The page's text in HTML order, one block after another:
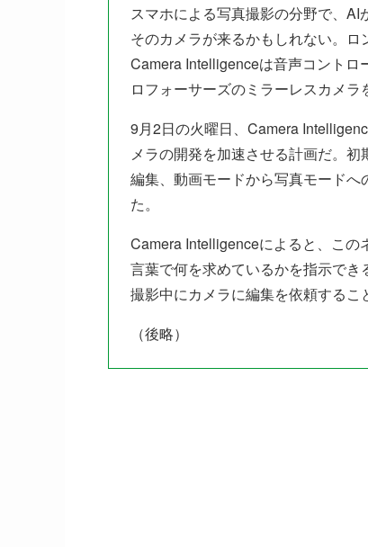
スマホによる写真撮影の分野で、
そのカメラが来るかもしれない。ロ
Camera Intelligenceは音声コントロ
ロフォーサーズのミラーレスカメラ
9月2日の火曜日、Camera
メラの開発を加速させる計画だ。
編集、動画モードから写真モード
た。
Camera Intelligenceによると、この
言葉で何を求めているかを指示でき
撮影中にカメラに編集を依頼するこ
（後略）